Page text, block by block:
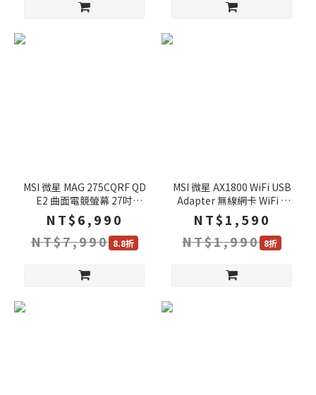
MSI 微星 MAG 275CQRF QD
E2 曲面電競螢幕 27吋
180Hz VA WQHD 0.5ms
HDR 1500R 電腦螢幕 遊戲螢
幕 液晶螢幕 可旋轉螢幕
NT$6,990
NT$7,990 8.8折
MSI 微星 AX1800 WiFi USB
Adapter 無線網卡 WiFi 6
1800Mbps 網卡 網路接收器
NT$1,590
NT$1,990 8折